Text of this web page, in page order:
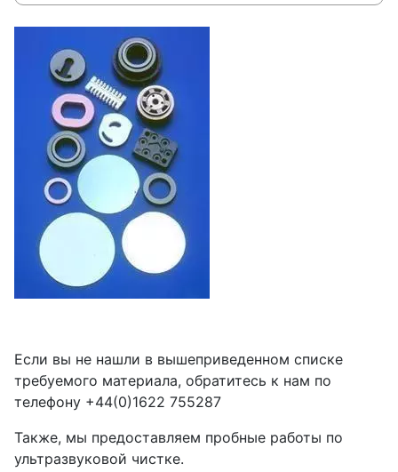
Если вы не нашли в вышеприведенном списке
требуемого материала, обратитесь к нам по
телефону +44(0)1622 755287
Также, мы предоставляем пробные работы по
ультразвуковой чистке.